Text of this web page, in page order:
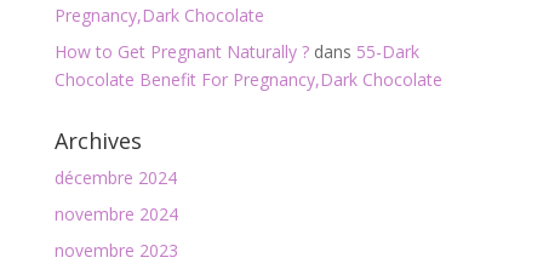
Pregnancy,Dark Chocolate
How to Get Pregnant Naturally ?dans 55-Dark
Chocolate Benefit For Pregnancy,Dark Chocolate
Archives
décembre 2024
novembre 2024
novembre 2023